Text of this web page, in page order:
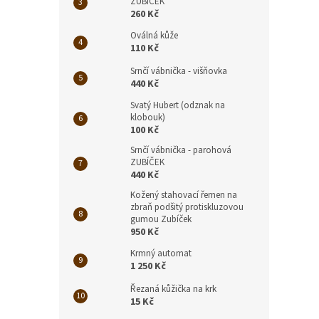
260 Kč
Oválná kůže
110 Kč
Srnčí vábnička - višňovka
440 Kč
Svatý Hubert (odznak na
klobouk)
100 Kč
Srnčí vábnička - parohová
ZUBÍČEK
440 Kč
Kožený stahovací řemen na
zbraň podšitý protiskluzovou
gumou Zubíček
950 Kč
Krmný automat
1 250 Kč
Řezaná kůžička na krk
15 Kč